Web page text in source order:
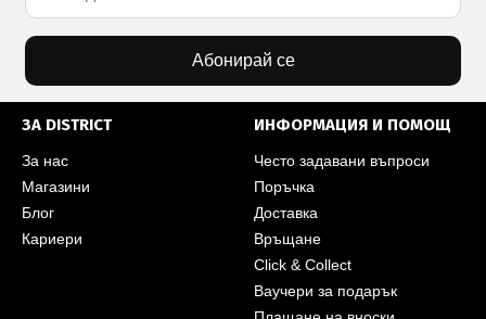
Абонирай се
ЗА DISTRICT
За нас
Магазини
Блог
Кариери
ИНФОРМАЦИЯ И ПОМОЩ
Често задавани въпроси
Поръчка
Доставка
Връщане
Click & Collect
Ваучери за подарък